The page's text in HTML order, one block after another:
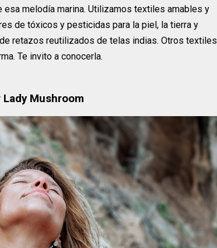
melodía marina. Utilizamos textiles amables y
de tóxicos y pesticidas para la piel, la tierra y
retazos reutilizados de telas indias. Otros textiles
Te invito a conocerla.
Mushroom